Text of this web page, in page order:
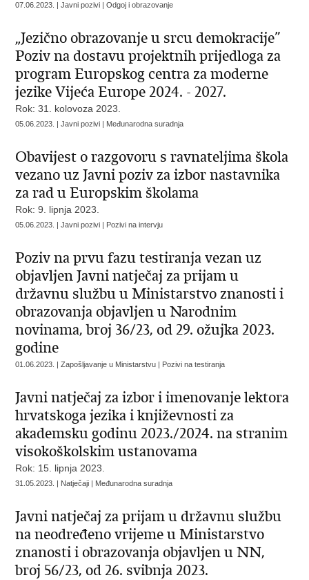
07.06.2023. | Javni pozivi | Odgoj i obrazovanje
„Jezično obrazovanje u srcu demokracije”
Poziv na dostavu projektnih prijedloga za
program Europskog centra za moderne
jezike Vijeća Europe 2024. - 2027.
Rok: 31. kolovoza 2023.
05.06.2023. | Javni pozivi | Međunarodna suradnja
Obavijest o razgovoru s ravnateljima škola
vezano uz Javni poziv za izbor nastavnika
za rad u Europskim školama
Rok: 9. lipnja 2023.
05.06.2023. | Javni pozivi | Pozivi na intervju
Poziv na prvu fazu testiranja vezan uz
objavljen Javni natječaj za prijam u
državnu službu u Ministarstvo znanosti i
obrazovanja objavljen u Narodnim
novinama, broj 36/23, od 29. ožujka 2023.
godine
01.06.2023. | Zapošljavanje u Ministarstvu | Pozivi na testiranja
Javni natječaj za izbor i imenovanje lektora
hrvatskoga jezika i književnosti za
akademsku godinu 2023./2024. na stranim
visokoškolskim ustanovama
Rok: 15. lipnja 2023.
31.05.2023. | Natječaji | Međunarodna suradnja
Javni natječaj za prijam u državnu službu
na neodređeno vrijeme u Ministarstvo
znanosti i obrazovanja objavljen u NN,
broj 56/23, od 26. svibnja 2023.